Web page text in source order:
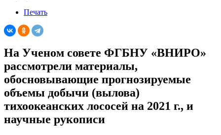
Печать
На Ученом совете ФГБНУ «ВНИРО»
рассмотрели материалы,
обосновывающие прогнозируемые
объемы добычи (вылова)
тихоокеанских лососей на 2021 г., и
научные рукописи